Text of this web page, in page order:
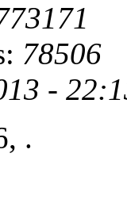
78506
-
.